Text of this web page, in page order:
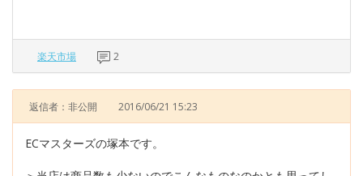
楽天市場 2
返信者：非公開 2016/06/21 15:23
ECマスターズの塚本です。